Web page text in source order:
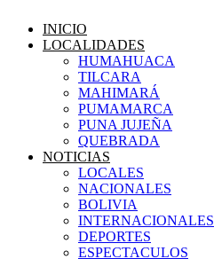
INICIO
LOCALIDADES
HUMAHUACA
TILCARA
MAHIMARÁ
PUMAMARCA
PUNA JUJEÑA
QUEBRADA
NOTICIAS
LOCALES
NACIONALES
BOLIVIA
INTERNACIONALES
DEPORTES
ESPECTACULOS